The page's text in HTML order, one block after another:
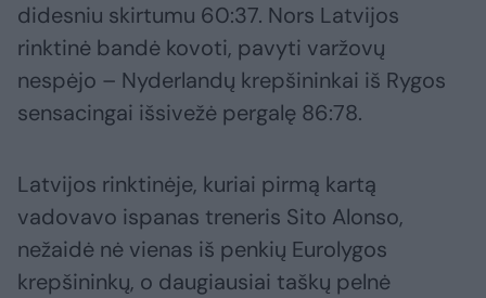
didesniu skirtumu 60:37. Nors Latvijos
rinktinė bandė kovoti, pavyti varžovų
nespėjo – Nyderlandų krepšininkai iš Rygos
sensacingai išsivežė pergalę 86:78.
Latvijos rinktinėje, kuriai pirmą kartą
vadovavo ispanas treneris Sito Alonso,
nežaidė nė vienas iš penkių Eurolygos
krepšininkų, o daugiausiai taškų pelnė